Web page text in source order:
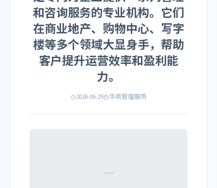
和咨询服务的专业机构。它们
在商业地产、购物中心、写字
楼等多个领域大显身手，帮助
客户提升运营效率和盈利能
力。
2026-06-29 华商管理服务